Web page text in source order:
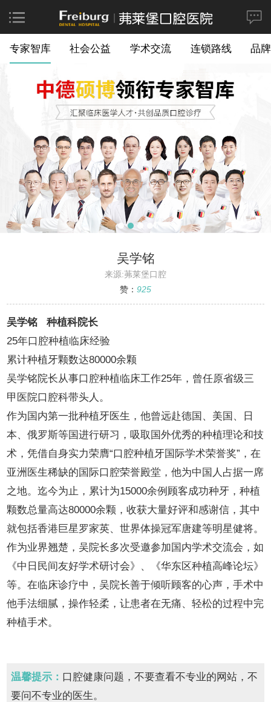
专家智库 社会公益 学术交流 连锁路线 品
吴学铭
来源:茀莱堡口腔
赞： 925
吴学铭 种植科院长
25年口腔种植临床经验
累计种植牙颗数达80000余颗
吴学铭院长从事口腔种植临床工作25年，曾任原省级三
甲医院口腔科带头人。
作为国内第一批种植牙医生，他曾远赴德国、美国、日
本、俄罗斯等国进行研习，吸取国外优秀的种植理论和技
术，凭借自身实力荣膺“口腔种植牙国际学术荣誉奖”，在
亚洲医生稀缺的国际口腔荣誉殿堂，他为中国人占据一席
之地。迄今为止，累计为15000余例顾客成功种牙，种植
颗数总量高达80000余颗，收获大量好评和感谢信，其中
就包括香港巨星罗家英、世界体操冠军唐建等明星健将。
作为业界翘楚，吴院长多次受邀参加国内学术交流会，如
《中日民间友好学术研讨会》、《华东区种植高峰论坛》
等。在临床诊疗中，吴院长善于倾听顾客的心声，手术中
他手法细腻，操作轻柔，让患者在无痛、轻松的过程中完
种植手术。
温馨提示： 口腔健康问题，不要查看不专业的网站，不
要问不专业的医生。